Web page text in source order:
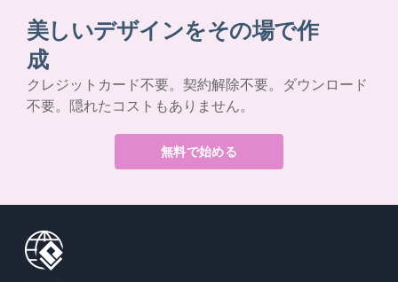
美しいデザインをその場で作
成
クレジットカード不要。契約解除不要。ダウンロード
不要。隠れたコストもありません。
無料で始める